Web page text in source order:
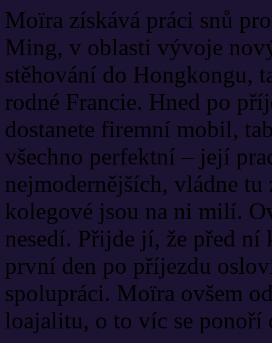
Moïra získává práci snů
Ming, v oblasti vývoje
stěhování do Hongkongu,
rodné Francie. Hned po
dostanete firemní mobil,
všechno perfektní – její
nejmodernějších, vládne tu
kolegové jsou na ni milí.
nesedí. Přijde jí, že před
první den po příjezdu
spolupráci. Moïra ovšem
loajalitu, o to víc se ponoří